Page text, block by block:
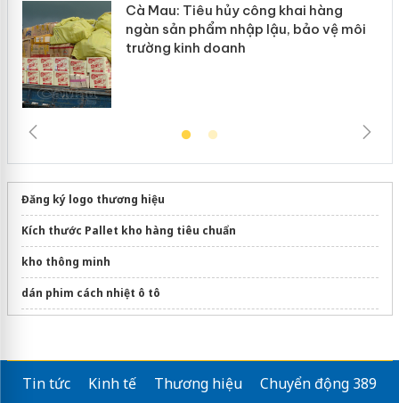
Cà Mau: Tiêu hủy công khai hàng
ngàn sản phẩm nhập lậu, bảo vệ môi
trường kinh doanh
Đăng ký logo thương hiệu
Kích thước Pallet kho hàng tiêu chuẩn
kho thông minh
dán phim cách nhiệt ô tô
Tin tức Kinh tế Thương hiệu
Chuyển động 389